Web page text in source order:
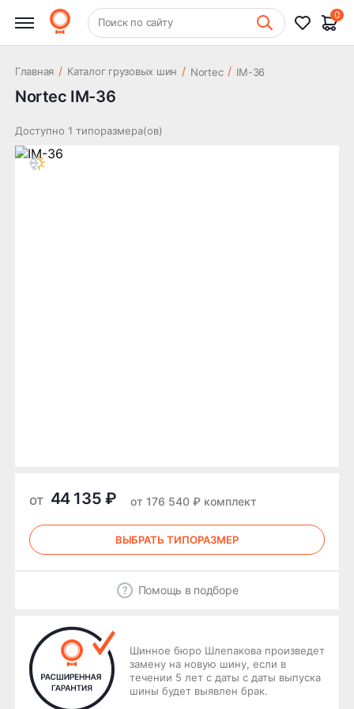
+7 (831) 261-35-35 Шиномонтаж
Поиск по сайту
0
Главная / Каталог грузовых шин / Nortec / IM-36
Nortec IM-36
Доступно 1 типоразмера(ов)
от 44 135 ₽ от 176 540 ₽ комплект
ВЫБРАТЬ ТИПОРАЗМЕР
Помощь в подборе
Шинное бюро Шлепакова произведет
замену на новую шину, если в
течении 5 лет с даты с даты выпуска
шины будет выявлен брак.